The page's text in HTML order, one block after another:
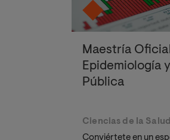
Maestría
Epidemiología
Pública
Ciencias de la Salud
Conviértete en un